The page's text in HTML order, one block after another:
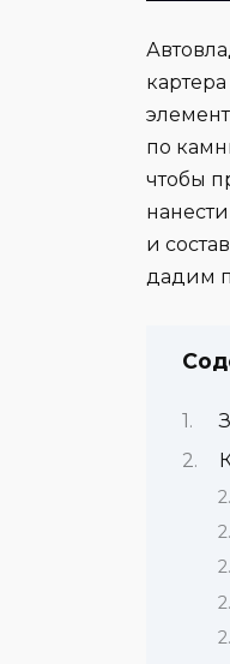
по
чтобы
и
дадим